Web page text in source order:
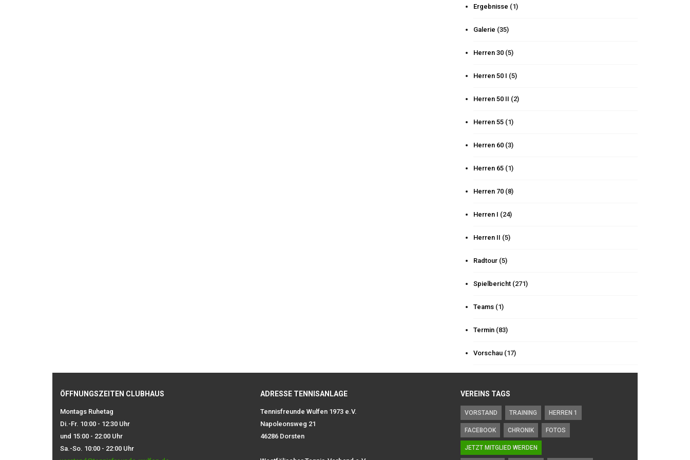
Ergebnisse (1)
Galerie (35)
Herren 30 (5)
Herren 50 I (5)
Herren 50 II (2)
Herren 55 (1)
Herren 60 (3)
Herren 65 (1)
Herren 70 (8)
Herren I (24)
Herren II (5)
Radtour (5)
Spielbericht (271)
Teams (1)
Termin (83)
Vorschau (17)
ÖFFNUNGSZEITEN CLUBHAUS
Montags Ruhetag
Di.-Fr. 10:00 - 12:30 Uhr
und 15:00 - 22:00 Uhr
Sa.-So. 10:00 - 22:00 Uhr
ADRESSE TENNISANLAGE
Tennisfreunde Wulfen 1973 e.V.
Napoleonsweg 21
46286 Dorsten
VEREINS TAGS
VORSTAND TRAINING HERREN 1
FACEBOOK CHRONIK FOTOS
JETZT MITGLIED WERDEN